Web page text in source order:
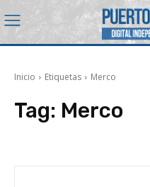
Inicio Etiquetas Merco
Tag: Merco